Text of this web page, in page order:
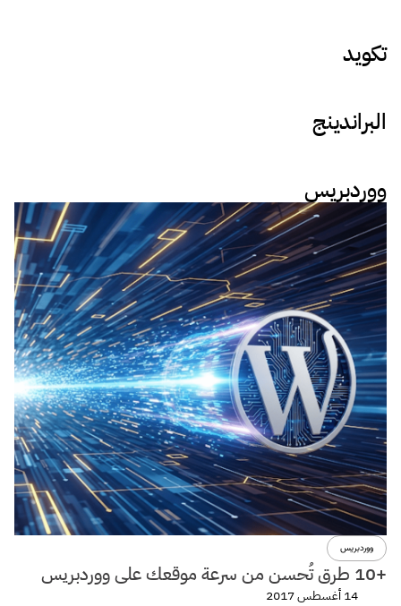
تكويد
البراندينج
ووردبريس
ووردبريس
+10 طرق تُحسن من سرعة موقعك على ووردبريس
14 أغسطس 2017